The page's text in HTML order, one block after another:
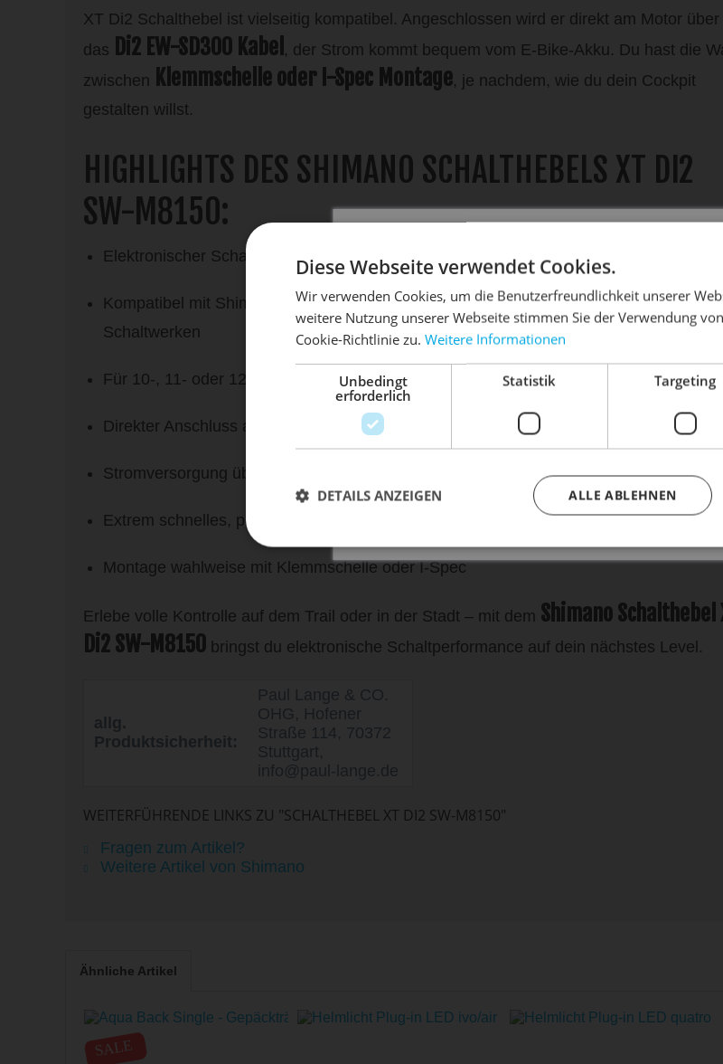
XT Di2 Schalthebel ist vielseitig kompatibel. Angeschlossen wird er direkt am Motor über
das Di2 EW-SD300 Kabel , der Strom kommt bequem vom E-Bike-Akku. Du hast die
zwischen Klemmschelle oder I-Spec Montage, je nachdem, wie du dein Cockpit
gestalten willst.
HIGHLIGHTS DES SHIMANO SCHALTHEBELS XT DI2
SW-M8150:
Elektronischer Schalthebel speziell für E-Bikes
Kompatibel mit Shimano Deore XT Di2 RD-M8150 und Cues RD-U6070 Di2
Schaltwerken
Für 10-, 11- oder 12-fach Systeme
Direkter Anschluss an den Motor per Di2 EW-SD300 Kabel
Stromversorgung über den E-Bike-Akku – kein separates Aufladen notwendig
Extrem schnelles, präzises und leises Schalten
Montage wahlweise mit Klemmschelle oder I-Spec
Erlebe volle Kontrolle auf dem Trail oder in der Stadt – mit dem Shimano Schalthebel
Di2 SW-M8150 bringst du elektronische Schaltperformance auf dein nächstes Level.
allg.
Produktsicherheit:
Paul Lange & CO.
OHG, Hofener
Straße 114, 70372
Stuttgart,
info@paul-lange.de
WEITERFÜHRENDE LINKS ZU "SCHALTHEBEL XT DI2 SW-M8150"
Fragen zum Artikel?
Weitere Artikel von Shimano
Ähnliche Artikel
SALE
DIE SONNE LACHT, DEIN RAD
Mach dein Bike frühlingsfit - gönn ihm den
Dein Bike braucht Service, Wartung oder
Diese Webseite verwendet Cookies.
Wir verwenden Cookies, um die Benutzerfreundlichkeit unserer
weitere Nutzung unserer Webseite stimmen Sie der Verwendung
Cookie-Richtlinie zu. Weitere Informationen
Unbedingt
erforderlich
Statistik Targeting
ALLE ABLEHNEN
DETAILS ANZEIGEN